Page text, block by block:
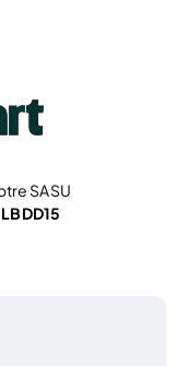
SASU
LBDD15